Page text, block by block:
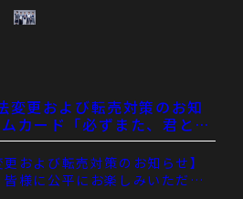
変更および転売対策のお知
カード「必ずまた、君と巡
ト in ららぽーとTOKYO-B
および転売対策のお知らせ】
様に公平にお楽しみいただく